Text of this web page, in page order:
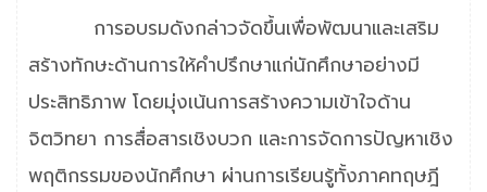
การอบรมดังกล่าวจัดขึ้นเพื่อพัฒนาและเสริม
สร้างทักษะด้านการให้คำปรึกษาแก่นักศึกษาอย่างมี
ประสิทธิภาพ โดยมุ่งเน้นการสร้างความเข้าใจด้าน
จิตวิทยา การสื่อสารเชิงบวก และการจัดการปัญหาเชิง
พฤติกรรมของนักศึกษา ผ่านการเรียนรู้ทั้งภาคทฤษฎี